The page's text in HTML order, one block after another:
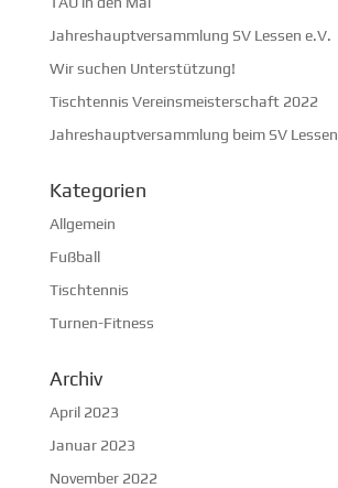
Jahreshauptversammlung SV Lessen e.V.
Wir suchen Unterstützung!
Tischtennis Vereinsmeisterschaft 2022
Jahreshauptversammlung beim SV Lessen
Kategorien
Allgemein
Fußball
Tischtennis
Turnen-Fitness
Archiv
April 2023
Januar 2023
November 2022